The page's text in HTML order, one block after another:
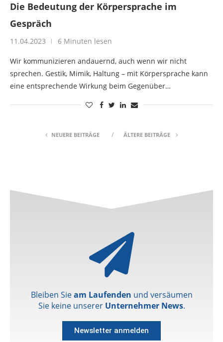
Die Bedeutung der Körpersprache im
Gespräch
11.04.2023 6 Minuten lesen
Wir kommunizieren andauernd, auch wenn wir nicht
sprechen. Gestik, Mimik, Haltung – mit Körpersprache kann
eine entsprechende Wirkung beim Gegenüber…
NEUERE BEITRÄGE ÄLTERE BEITRÄGE
Bleiben Sieam Laufenden und versäumen
Sie keine unserer Unternehmer News.
Newsletter anmelden